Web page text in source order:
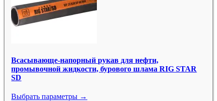
Всасывающе-напорный рукав для нефти,
промывочной жидкости, бурового шлама RIG STAR
SD
Выбрать параметры →